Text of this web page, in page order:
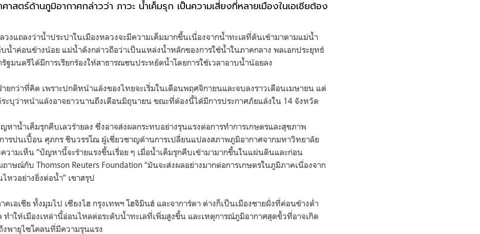
สตร์ด้านภูมิอากาศกล่าวว่า ภาวะ น้ำเค็มรุก เป็นความเสี่ยงที่หลายเมืองในเอเชียต้อง
วงแถลงว่าน้ำประปาในเมืองหลวงจะมีความเค็มมากขึ้นเนื่องจากน้ำทะเลที่ดันเข้ามาตามแม่น้ำ
บน้ำค่อนข้างน้อย แม่น้ำดังกล่าวถือว่าเป็นแหล่งน้ำหลักของการใช้น้ำในภาคกลาง พลเอกประยุทธ์
ฐมนตรีได้มีการเรียกร้องให้สาธารณชนประหยัดน้ำโดยการใช้เวลาอาบน้ำน้อยลง
ร้ายกว่าที่คิด เพราะปกติหน้าแล้งของไทยจะเริ่มในเดือนพฤศจิกายนและจบลงราวเดือนเมษายน แต่
ะบุว่าหน้าแล้งอาจยาวนานถึงเดือนมิถุนายน ขณะที่ต้องนี้ได้มีการประกาศภัยแล้งใน 14 จังหวัด
หาน้ำเค็มรุกคืบเลวร้ายลง ซึ่งอาจส่งผลกระทบอย่างรุนแรงต่อการทำการเกษตรและสุขภาพ
ารปนเปื้อน ศุภกร ชินวรรโณ ผู้เชี่ยวชาญด้านการเปลี่ยนแปลงสภาพภูมิอากาศจากมหาวิทยาลัย
วามเห็น “ปัญหานี้จะร้ายแรงขึ้นเรื่อย ๆ เมื่อน้ำเค็มรุกคืบเข้ามามากขึ้นในแผ่นดินและก่อน
ถาษณ์กับ Thomson Reuters Foundation “มันจะส่งผลอย่างมากต่อการเกษตรในภูมิภาคเนื่องจาก
หวอย่างยิ่งต่อน้ำ” เขาสรุป
คเอเชีย ทั้งมุมไป เซียงไฮ กรุงเทพฯ โฮจิมินฮ์ และจาการ์ตา ต่างก็เป็นเมืองชายฝั่งที่ค่อนข้างต่ำ
ทำให้เมืองเหล่านี้อ่อนไหลต่อระดับน้ำทะเลที่เพิ่มสูงขึ้น และเหตุการณ์ภูมิอากาศสุดขั้วที่อาจเกิด
พายุไซโคลนที่มีความรุนแรง